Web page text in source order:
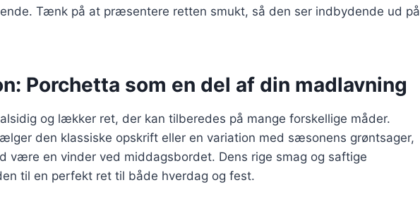
Tænk på at præsentere retten smukt, så den ser indbydende ud på
Porchetta som en del af din madlavning
og lækker ret, der kan tilberedes på mange forskellige måder.
den klassiske opskrift eller en variation med sæsonens grøntsager,
være en vinder ved middagsbordet. Dens rige smag og saftige
til en perfekt ret til både hverdag og fest.